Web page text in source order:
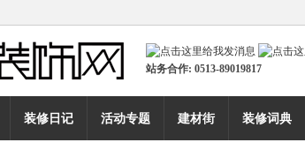
站务合作: 0513-89019817
装修日记 活动专题 建材街 装修词典